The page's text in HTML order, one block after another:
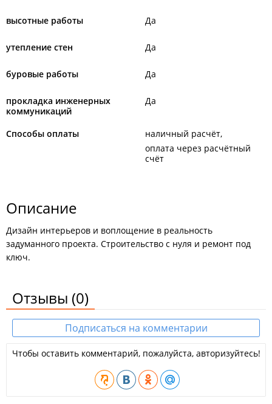
высотные работы Да
утепление стен Да
буровые работы Да
прокладка инженерных
коммуникаций
Да
Способы оплаты
наличный расчёт
оплата через расчётный
счёт
Описание
Дизайн интерьеров и воплощение в реальность
задуманного проекта. Строительство с нуля и ремонт под
ключ.
Отзывы (0)
Подписаться на комментарии
Чтобы оставить комментарий, пожалуйста, авторизуйтесь!